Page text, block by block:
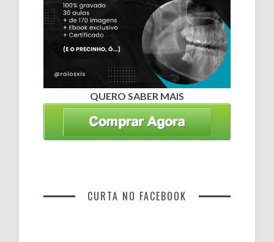
QUERO SABER MAIS
CURTA NO FACEBOOK